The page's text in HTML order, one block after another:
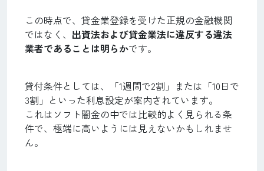
この時点で、貸金業登録を受けた正規の金融機関
ではなく、 出資法および貸金業法に違反する違法
業者であることは明らかです。
貸付条件としては、「1週間で2割」または「10日で
3割」といった利息設定が案内されています。
これはソフト闇金の中では比較的よく見られる条
件で、極端に高いようには見えないかもしれませ
ん。